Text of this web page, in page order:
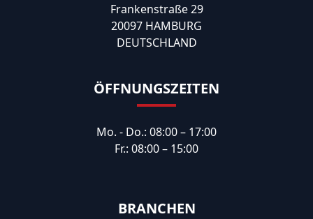
Frankenstraße 29
20097 HAMBURG
DEUTSCHLAND
ÖFFNUNGSZEITEN
Mo. - Do.: 08:00 – 17:00
Fr.: 08:00 – 15:00
BRANCHEN